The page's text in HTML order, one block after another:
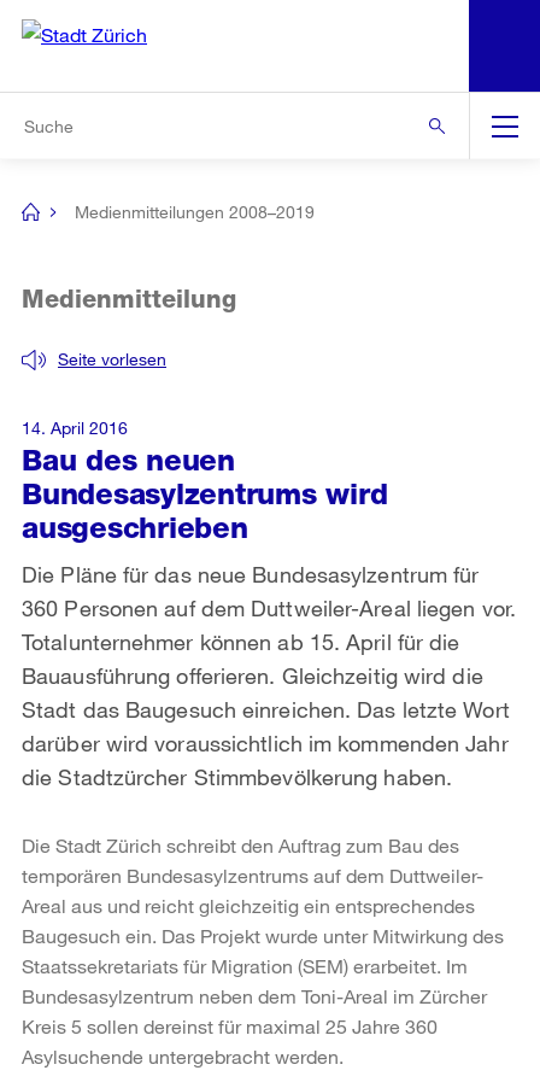
Navigation
[no
Medienmitteilungen 2008–2019
Bau des neuen
Bundesasylzentrums wird
ausgeschrieben
Seite vorlesen
Medienmitteilung
Die Pläne für das neue Bundesasylzentrum für
360 Personen auf dem Duttweiler-Areal liegen vor.
Totalunternehmer können ab 15. April für die
Bauausführung offerieren. Gleichzeitig wird die
Stadt das Baugesuch einreichen. Das letzte Wort
darüber wird voraussichtlich im kommenden Jahr
die Stadtzürcher Stimmbevölkerung haben.
14. April 2016
Die Stadt Zürich schreibt den Auftrag zum Bau des
temporären Bundesasylzentrums auf dem Duttweiler-
Areal aus und reicht gleichzeitig ein entsprechendes
Baugesuch ein. Das Projekt wurde unter Mitwirkung des
Staatssekretariats für Migration (SEM) erarbeitet. Im
Bundesasylzentrum neben dem Toni-Areal im Zürcher
Kreis 5 sollen dereinst für maximal 25 Jahre 360
Asylsuchende untergebracht werden.